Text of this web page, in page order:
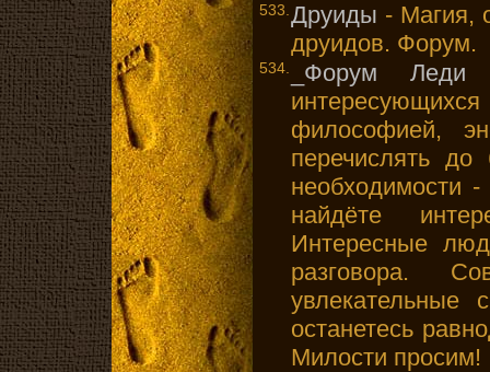
533. Друиды - Магия,
друидов. Форум.
534.
_Форум Леди
философией,
перечислять до
необходимости
найдёте
Интересные
разговора.
останетесь
Милости просим!